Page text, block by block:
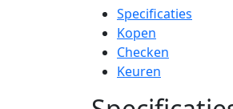
Specificaties
Kopen
Checken
Keuren